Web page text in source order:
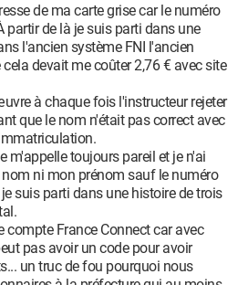
de ma carte grise car le numéro
partir de là je suis parti dans une
l'ancien système FNI l'ancien
devait me coûter 2,76 € avec site
à chaque fois l'instructeur rejeter
que le nom n'était pas correct avec
m'appelle toujours pareil et je n'ai
ni mon prénom sauf le numéro
suis parti dans une histoire de trois
compte France Connect car avec
pas avoir un code pour avoir
un truc de fou pourquoi nous